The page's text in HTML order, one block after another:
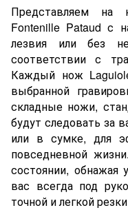
Представляем на
Fontenille Pataud с
лезвия или без
соответствии с
Каждый нож
выбранной
складные ножи,
будут следовать за
или в сумке, для
повседневной
состоянии, обнажая
вас всегда под
точной и легкой